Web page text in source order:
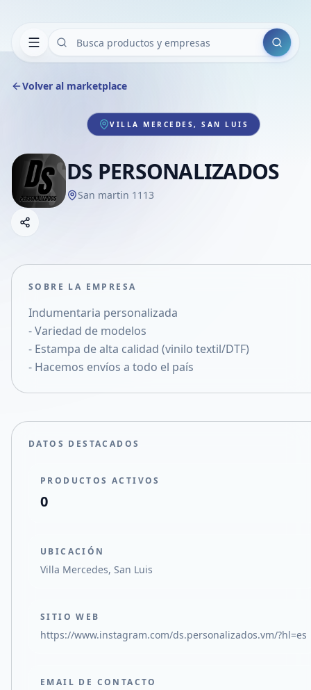
Buscar
Volver al marketplace
VILLA MERCEDES, SAN LUIS
DS PERSONALIZADOS
San martin 1113
Compartir empresa
Compartir en X
SOBRE LA EMPRESA
Indumentaria personalizada
- Variedad de modelos
- Estampa de alta calidad (vinilo textil/DTF)
- Hacemos envíos a todo el país
DATOS DESTACADOS
PRODUCTOS ACTIVOS
0
UBICACIÓN
Villa Mercedes, San Luis
SITIO WEB
https://www.instagram.com/ds.personalizados.vm/?hl=es
EMAIL DE CONTACTO